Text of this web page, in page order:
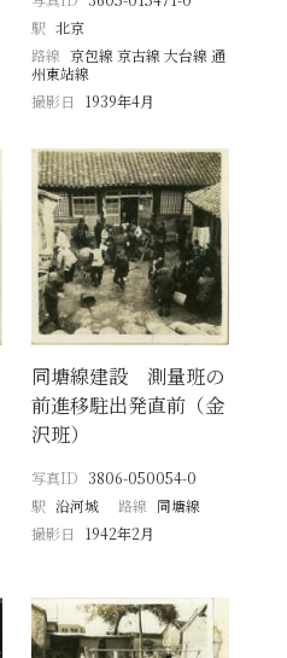
駅 北京
路線 京包線 京古線 大台線 通
州東站線
撮影日
1939年4月
同塘線建設 測量班の
前進移駐出発直前（金
沢班）
写真ID 3806-050054-0
駅 沿河城 路線 同塘線
撮影日
1942年2月